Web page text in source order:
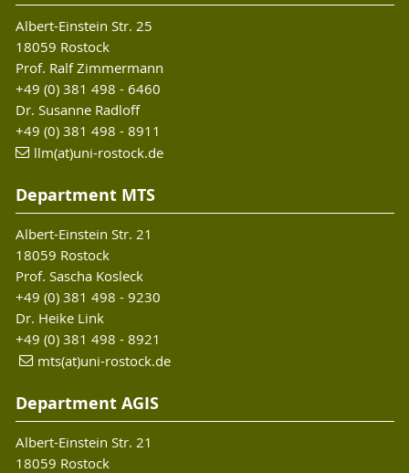
Albert-Einstein Str. 25
18059 Rostock
Prof. Ralf Zimmermann
+49 (0) 381 498 - 6460
Dr. Susanne Radloff
+49 (0) 381 498 - 8911
llm(at)uni-rostock.de
Department MTS
Albert-Einstein Str. 21
18059 Rostock
Prof. Sascha Kosleck
+49 (0) 381 498 - 9230
Dr. Heike Link
+49 (0) 381 498 - 8921
mts(at)uni-rostock.de
Department AGIS
Albert-Einstein Str. 21
18059 Rostock